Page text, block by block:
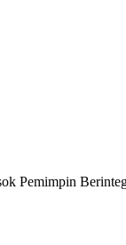
Pemimpin